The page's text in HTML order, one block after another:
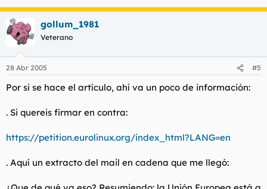
Saludos
gollum_1981
Veterano
28 Abr 2005 #5
Por si se hace el artículo, ahí va un poco de información:
. Si quereis firmar en contra:
https://petition.eurolinux.org/index_html?LANG=en
. Aquí un extracto del mail en cadena que me llegó: